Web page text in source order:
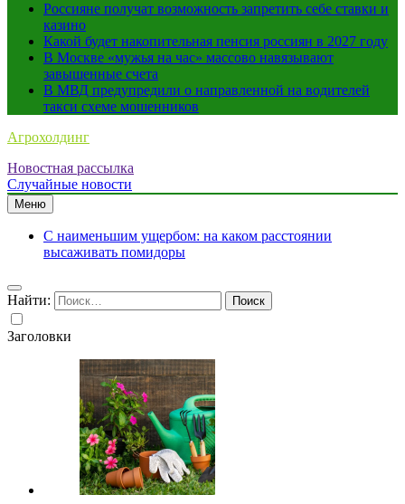
Россияне получат возможность запретить себе ставки и
казино
Какой будет накопительная пенсия россиян в 2027 году
В Москве «мужья на час» массово навязывают
завышенные счета
В МВД предупредили о направленной на водителей
такси схеме мошенников
Агрохолдинг
Новостная рассылка
Случайные новости
Меню
С наименьшим ущербом: на каком расстоянии
высаживать помидоры
Найти:
Заголовки